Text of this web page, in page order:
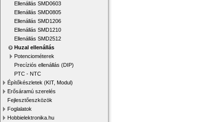
Ellenállás SMD0603
Ellenállás SMD0805
Ellenállás SMD1206
Ellenállás SMD1210
Ellenállás SMD2512
Huzal ellenállás
Potenciométerek
Precíziós ellenállás (DIP)
PTC - NTC
Építőkészletek (KIT, Modul)
Erősáramú szerelés
Fejlesztőeszközök
Foglalatok
Hobbielektronika.hu